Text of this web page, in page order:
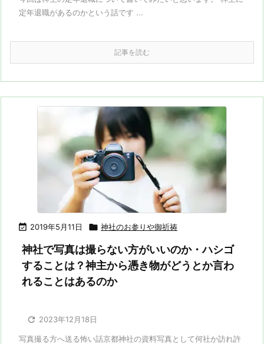
定年退職があるのかという話です ...
記事を読む
 2019年5月11日  神社のお参りや御祈祷
神社で写真は撮らない方がいいのか・ハシゴ
することは？神主から憑き物がどうとか言わ
れることはあるのか
 2023年12月18日
写真撮る方へ送る怖い話京都神社の資料写真として何社か訪れ許